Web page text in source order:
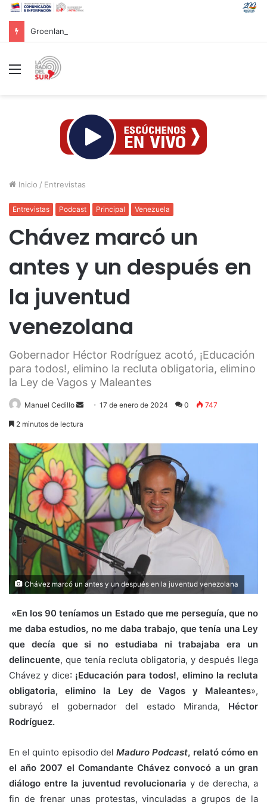
Menú
Inicio / Entrevistas
Entrevistas Podcast Principal Venezuela
Chávez marcó un
antes y un después en
la juventud
venezolana
Gobernador Héctor Rodríguez acotó, ¡Educación
para todos!, elimino la recluta obligatoria, elimino
la Ley de Vagos y Maleantes
Manuel Cedillo
Send17 de enero de 2024 0 747
2 minutos de lectura
Chávez marcó un antes y un después en la juventud venezolana
«En los 90 teníamos un Estado que me perseguía, que no
me daba estudios, no me daba trabajo, que tenía una Ley
que decía que si no estudiaba ni trabajaba era un
delincuente, que tenía recluta obligatoria, y después llega
Chávez y dice: ¡Educación para todos!, elimino la recluta
obligatoria, elimino la Ley de Vagos y Maleantes»,
subrayó el gobernador del estado Miranda, Héctor
Rodríguez.
En el quinto episodio delMaduro Podcast, relató cómo en
el año 2007 el Comandante Chávez convocó a un gran
diálogo entre la juventud revolucionaria y de derecha, a
fin de frenar unas protestas, vinculadas a grupos de la